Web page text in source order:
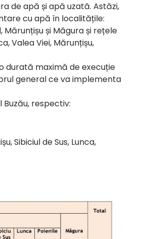
de apă și apă uzată. Astăzi,
cu apă în localitățile:
Mărunțișu și Măgura și rețele
Valea Viei, Mărunțișu,
durată maximă de execuție
general ce va implementa
respectiv:
Sibiciul de Sus, Lunca,